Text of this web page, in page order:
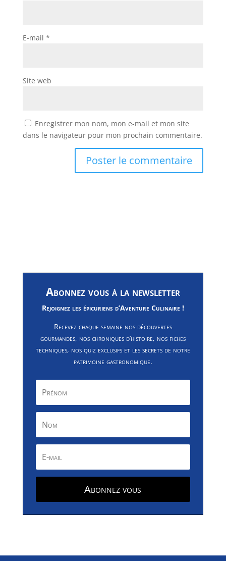
E-mail *
Site web
Enregistrer mon nom, mon e-mail et mon site
dans le navigateur pour mon prochain commentaire.
Abonnez vous à la newsletter
Rejoignez les épicuriens d’Aventure Culinaire !
Recevez chaque semaine nos découvertes
gourmandes, nos chroniques d’histoire, nos fiches
techniques, nos quiz exclusifs et les secrets de notre
patrimoine gastronomique.
Abonnez vous